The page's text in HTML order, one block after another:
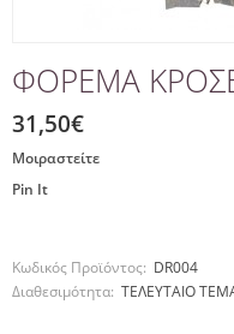
ΦΟΡΕΜΑ
31,50€
Μοιραστείτε
Pin It
Κωδικός Προϊόντος: DR004
Διαθεσιμότητα: ΤΕΛΕΥΤΑΙΟ